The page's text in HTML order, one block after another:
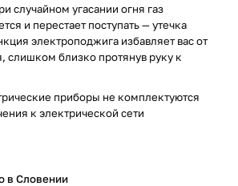
случайном угасании огня газ
и перестает поступать — утечка
электроподжига избавляет вас от
слишком близко протянув руку к
приборы не комплектуются
к электрической сети
в Словении